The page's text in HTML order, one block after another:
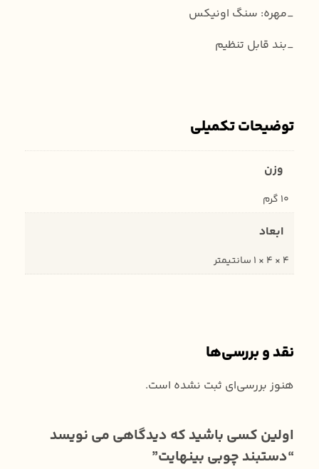
_مهره: سنگ اونیکس
_بند قابل تنظیم
توضیحات تکمیلی
وزن
10 گرم
ابعاد
4 × 4 × 1 سانتیمتر
نقد و بررسی‌ها
هنوز بررسی‌ای ثبت نشده است.
اولین کسی باشید که دیدگاهی می نویسد
“دستبند چوبی بینهایت”